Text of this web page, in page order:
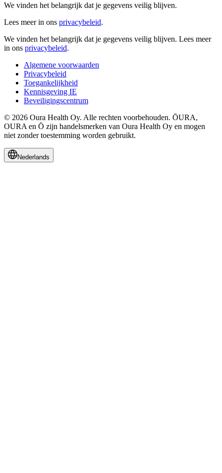
We vinden het belangrijk dat je gegevens veilig blijven.
Lees meer in ons privacybeleid.
We vinden het belangrijk dat je gegevens veilig blijven. Lees meer
in ons privacybeleid.
Algemene voorwaarden
Privacybeleid
Toegankelijkheid
Kennisgeving IE
Beveiligingscentrum
© 2026 Oura Health Oy. Alle rechten voorbehouden. ŌURA,
OURA en Ō zijn handelsmerken van Oura Health Oy en mogen
niet zonder toestemming worden gebruikt.
Nederlands